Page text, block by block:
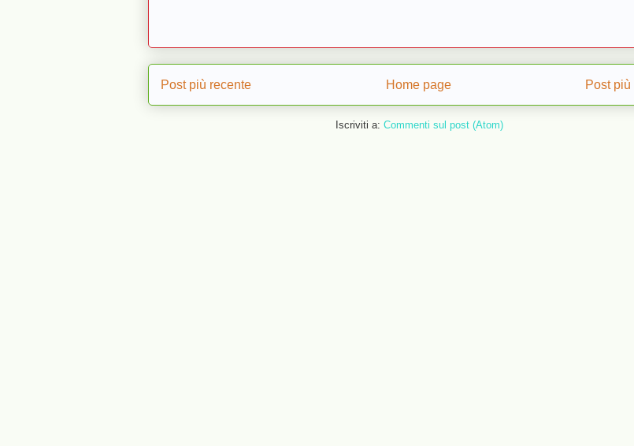
Post più recente Post
Home page
Iscriviti a: Commenti sul post (Atom)